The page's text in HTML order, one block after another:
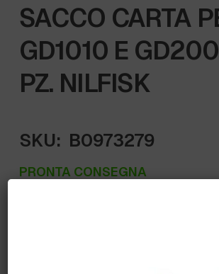
SACCO CARTA
GD1010 E
PZ. NILFISK
SKU: B0973279
PRONTA CONSEGNA